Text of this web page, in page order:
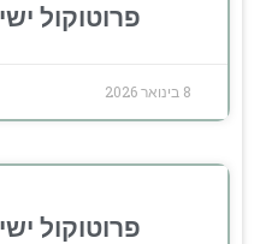
פרוטוקול
8 בינואר 2026
פרוטוקול